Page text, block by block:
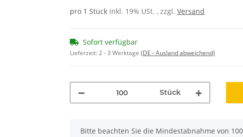
pro 1 Stück inkl. 19% USt. , zzgl. Versand
Sofort verfügbar
Lieferzeit:2 - 3 Werktage (DE - Ausland abweichend)
Stück
x
Bitte beachten Sie die Mindestabnahme von